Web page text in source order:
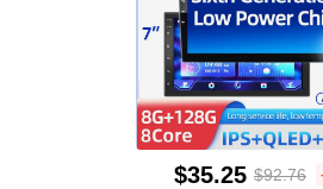
$35.25 $92.76